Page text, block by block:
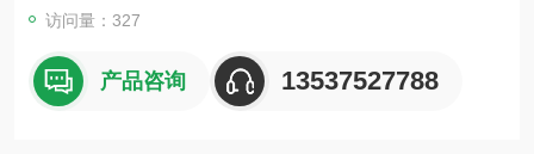
访问量：327
产品咨询 13537527788